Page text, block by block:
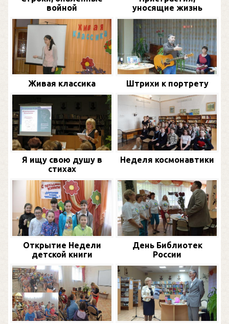
войной
уносящие жизнь
Живая классика Штрихи к портрету
Я ищу свою душу в
стихах
Неделя космонавтики
Открытие Недели
детской книги
День Библиотек
России